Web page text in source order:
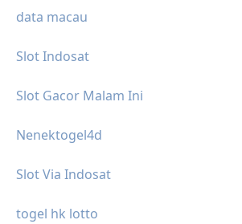
data macau
Slot Indosat
Slot Gacor Malam Ini
Nenektogel4d
Slot Via Indosat
togel hk lotto